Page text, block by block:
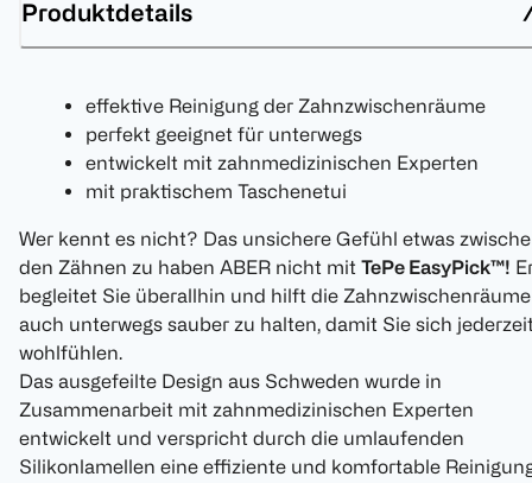
Produktdetails
effektive Reinigung der Zahnzwischenräume
perfekt geeignet für unterwegs
entwickelt mit zahnmedizinischen Experten
mit praktischem Taschenetui
Wer kennt es nicht? Das unsichere Gefühl etwas
den Zähnen zu haben ABER nicht mit TePe EasyPick™!
begleitet Sie überallhin und hilft die Zahnzwischenräume
auch unterwegs sauber zu halten, damit Sie sich
wohlfühlen.
Das ausgefeilte Design aus Schweden wurde in
Zusammenarbeit mit zahnmedizinischen Experten
entwickelt und verspricht durch die umlaufenden
Silikonlamellen eine effiziente und komfortable